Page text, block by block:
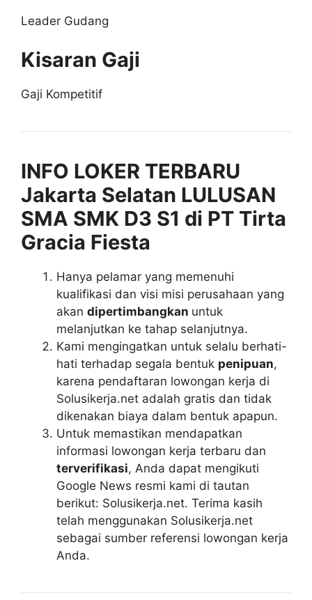
Leader Gudang
Kisaran Gaji
Gaji Kompetitif
INFO LOKER TERBARU
Jakarta Selatan LULUSAN
SMA SMK D3 S1 di PT Tirta
Gracia Fiesta
Hanya pelamar yang memenuhi
kualifikasi dan visi misi perusahaan yang
akan dipertimbangkan untuk
melanjutkan ke tahap selanjutnya.
Kami mengingatkan untuk selalu berhati-
hati terhadap segala bentuk penipuan,
karena pendaftaran lowongan kerja di
Solusikerja.net adalah gratis dan tidak
dikenakan biaya dalam bentuk apapun.
Untuk memastikan mendapatkan
informasi lowongan kerja terbaru dan
terverifikasi, Anda dapat mengikuti
Google News resmi kami di tautan
berikut: Solusikerja.net. Terima kasih
telah menggunakan Solusikerja.net
sebagai sumber referensi lowongan kerja
Anda.